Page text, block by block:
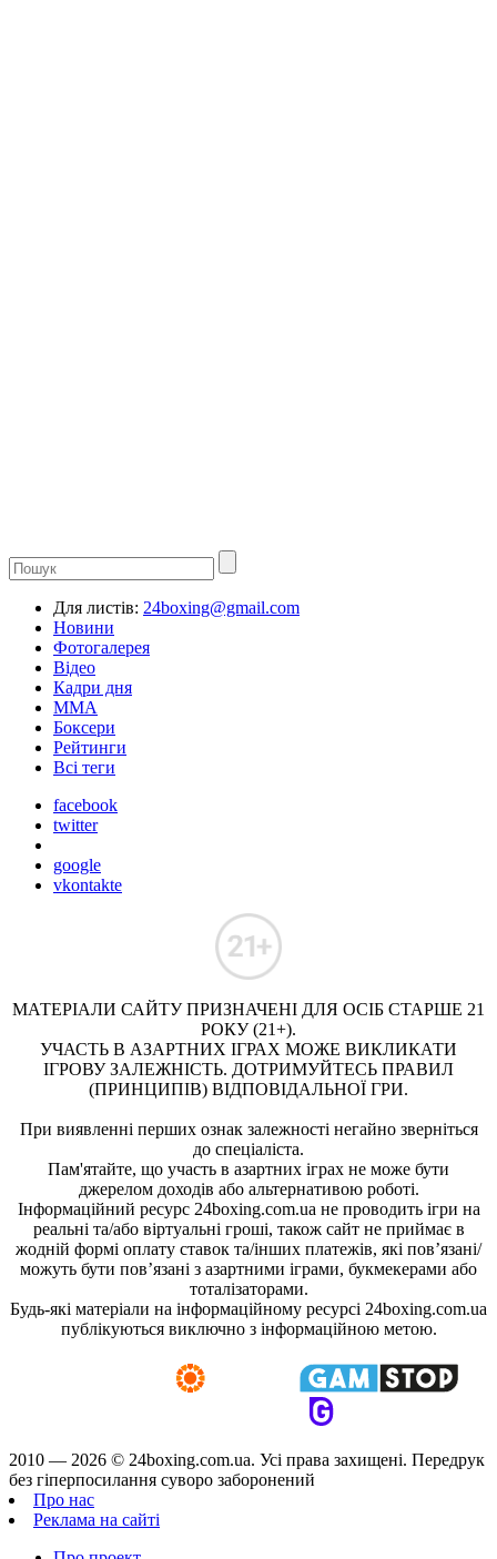
Для листів: 24boxing@gmail.com
Новини
Фотогалерея
Відео
Кадри дня
ММА
Боксери
Рейтинги
Всі теги
facebook
twitter
google
vkontakte
МАТЕРІАЛИ САЙТУ ПРИЗНАЧЕНІ ДЛЯ ОСІБ СТАРШЕ 21
РОКУ (21+).
УЧАСТЬ В АЗАРТНИХ ІГРАХ МОЖЕ ВИКЛИКАТИ
ІГРОВУ ЗАЛЕЖНІСТЬ. ДОТРИМУЙТЕСЬ ПРАВИЛ
(ПРИНЦИПІВ) ВІДПОВІДАЛЬНОЇ ГРИ.
При виявленні перших ознак залежності негайно зверніться
до спеціаліста.
Пам'ятайте, що участь в азартних іграх не може бути
джерелом доходів або альтернативою роботі.
Інформаційний ресурс 24boxing.com.ua не проводить ігри на
реальні та/або віртуальні гроші, також сайт не приймає в
жодній формі оплату ставок та/інших платежів, які пов’язані/
можуть бути пов’язані з азартними іграми, букмекерами або
тоталізаторами.
Будь-які матеріали на інформаційному ресурсі 24boxing.com.ua
публікуються виключно з інформаційною метою.
2010 — 2026 © 24boxing.com.ua. Усi права захищенi. Передрук
без гіперпосилання суворо заборонений
Про нас
Реклама на сайті